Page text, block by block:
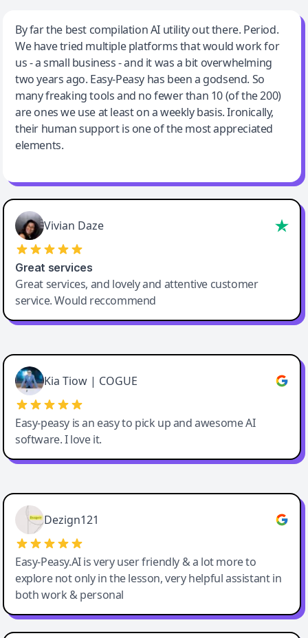
Jeff Wilson
By far the best compilation AI utility
By far the best compilation AI utility out there. Period.
We have tried multiple platforms that would work for
us - a small business - and it was a bit overwhelming
two years ago. Easy-Peasy has been a godsend. So
many freaking tools and no fewer than 10 (of the 200)
are ones we use at least on a weekly basis. Ironically,
their human support is one of the most appreciated
elements.
Vivian Daze
Great services
Great services, and lovely and attentive customer
service. Would reccommend
Cody Crabb
Great service, Best AI tool
Kia Tiow | COGUE
Easy-peasy is an easy to pick up and awesome AI
software. I love it.
Easy-Peasy AI
Dezign121
Easy-Peasy.AI is very user friendly & a lot more to
explore not only in the lesson, very helpful assistant in
both work & personal